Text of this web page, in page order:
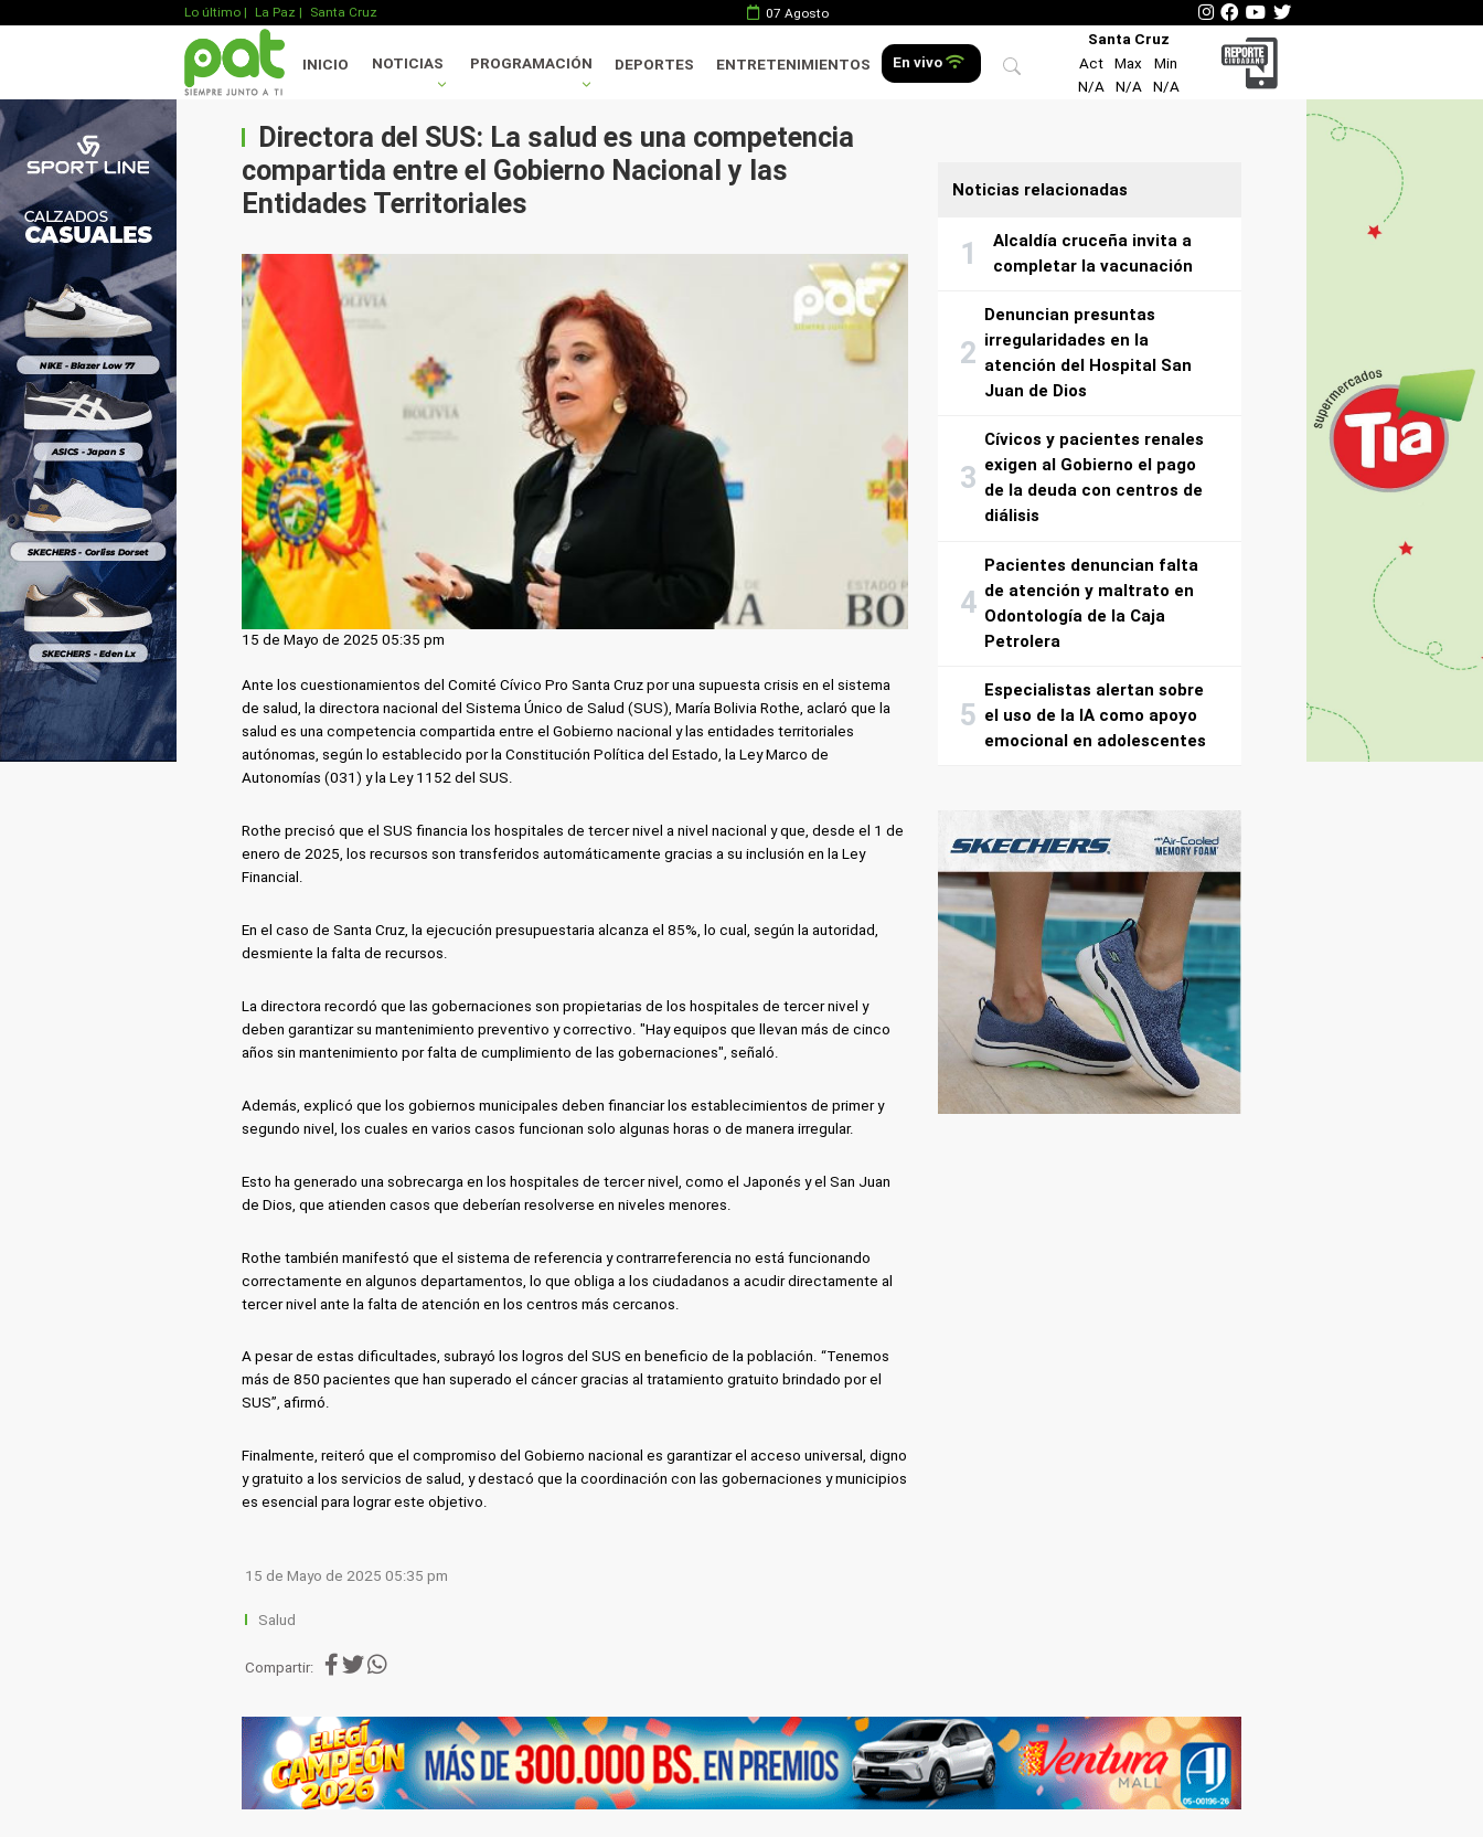
Lo último | La Paz | Santa Cruz 07 Agosto
INICIO NOTICIAS PROGRAMACIÓN DEPORTES ENTRETENIMIENTOS En vivo
Santa Cruz
Act
Max
Min
N/A
N/A N/A
Directora del SUS: La salud es una competencia
compartida entre el Gobierno Nacional y las
Entidades Territoriales
15 de Mayo de 2025 05:35 pm
Ante los cuestionamientos del Comité Cívico Pro Santa Cruz por una supuesta crisis en el sistema
de salud, la directora nacional del Sistema Único de Salud (SUS), María Bolivia Rothe, aclaró que la
salud es una competencia compartida entre el Gobierno nacional y las entidades territoriales
autónomas, según lo establecido por la Constitución Política del Estado, la Ley Marco de
Autonomías (031) y la Ley 1152 del SUS.
Rothe precisó que el SUS financia los hospitales de tercer nivel a nivel nacional y que, desde el 1 de
enero de 2025, los recursos son transferidos automáticamente gracias a su inclusión en la Ley
Financial.
En el caso de Santa Cruz, la ejecución presupuestaria alcanza el 85%, lo cual, según la autoridad,
desmiente la falta de recursos.
La directora recordó que las gobernaciones son propietarias de los hospitales de tercer nivel y
deben garantizar su mantenimiento preventivo y correctivo. "Hay equipos que llevan más de cinco
años sin mantenimiento por falta de cumplimiento de las gobernaciones", señaló.
Además, explicó que los gobiernos municipales deben financiar los establecimientos de primer y
segundo nivel, los cuales en varios casos funcionan solo algunas horas o de manera irregular.
Esto ha generado una sobrecarga en los hospitales de tercer nivel, como el Japonés y el San Juan
de Dios, que atienden casos que deberían resolverse en niveles menores.
Rothe también manifestó que el sistema de referencia y contrarreferencia no está funcionando
correctamente en algunos departamentos, lo que obliga a los ciudadanos a acudir directamente al
tercer nivel ante la falta de atención en los centros más cercanos.
A pesar de estas dificultades, subrayó los logros del SUS en beneficio de la población. “Tenemos
más de 850 pacientes que han superado el cáncer gracias al tratamiento gratuito brindado por el
SUS”, afirmó.
Finalmente, reiteró que el compromiso del Gobierno nacional es garantizar el acceso universal, digno
y gratuito a los servicios de salud, y destacó que la coordinación con las gobernaciones y municipios
es esencial para lograr este objetivo.
15 de Mayo de 2025 05:35 pm
Salud
Compartir:
Noticias relacionadas
Alcaldía cruceña invita a
completar la vacunación
Denuncian presuntas
irregularidades en la
atención del Hospital San
Juan de Dios
Cívicos y pacientes renales
exigen al Gobierno el pago
de la deuda con centros de
diálisis
Pacientes denuncian falta
de atención y maltrato en
Odontología de la Caja
Petrolera
Especialistas alertan sobre
el uso de la IA como apoyo
emocional en adolescentes